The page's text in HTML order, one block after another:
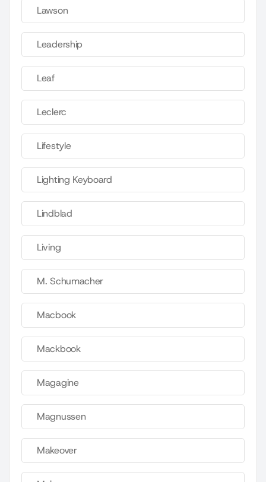
Lawson
Leadership
Leaf
Leclerc
Lifestyle
Lighting Keyboard
Lindblad
Living
M. Schumacher
Macbook
Mackbook
Magagine
Magnussen
Makeover